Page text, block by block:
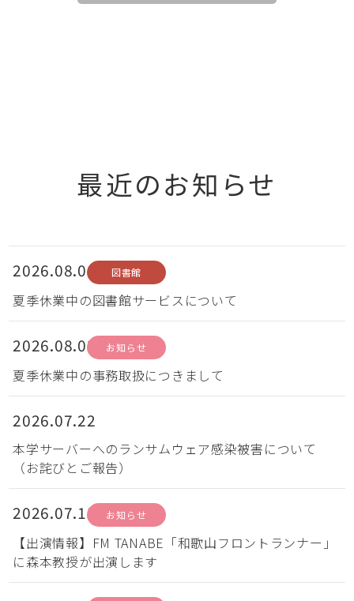
最近のお知らせ
2026.08.06 図書館
夏季休業中の図書館サービスについて
2026.08.03 お知らせ
夏季休業中の事務取扱につきまして
2026.07.22
本学サーバーへのランサムウェア感染被害について
（お詫びとご報告）
2026.07.15 お知らせ
【出演情報】FM TANABE「和歌山フロントランナー」
に森本教授が出演します